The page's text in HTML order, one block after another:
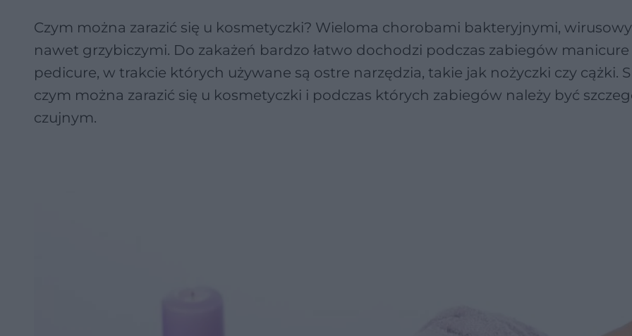
Czym można zarazić się u kosmetyczki? Wieloma chorobami bakteryjnymi,
nawet grzybiczymi. Do zakażeń bardzo łatwo dochodzi podczas zabiegów manicure
pedicure, w trakcie których używane są ostre narzędzia, takie jak nożyczki czy cążki.
czym można zarazić się u kosmetyczki i podczas których zabiegów należy być
czujnym.